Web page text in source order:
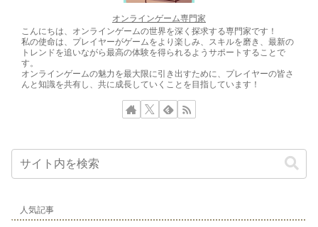
オンラインゲーム専門家
こんにちは、オンラインゲームの世界を深く探求する専門家です！
私の使命は、プレイヤーがゲームをより楽しみ、スキルを磨き、最新の
トレンドを追いながら最高の体験を得られるようサポートすることで
す。
オンラインゲームの魅力を最大限に引き出すために、プレイヤーの皆さ
んと知識を共有し、共に成長していくことを目指しています！
人気記事